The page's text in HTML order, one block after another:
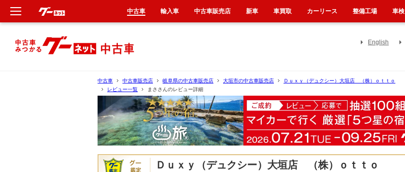
English
中古車 中古車販売店 岐阜県の中古車販売店 大垣市の中古車販売店
Ｄｕｘｙ（デュクシー）大垣店 （株）ｏｔｔｏ
レビュー一覧
まささんのレビュー詳細
Ｄｕｘｙ（デュクシー）大垣店 （株）ｏｔｔｏ
中古車 輸入車 中古車販売店 新車 車買取 カーリース 整備工場 車検
新車